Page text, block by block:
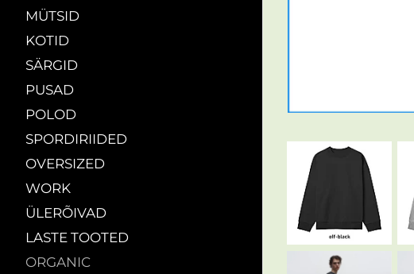
MÜTSID
KOTID
SÄRGID
PUSAD
POLOD
SPORDIRIIDED
OVERSIZED
WORK
ÜLERÕIVAD
LASTE TOOTED
ORGANIC